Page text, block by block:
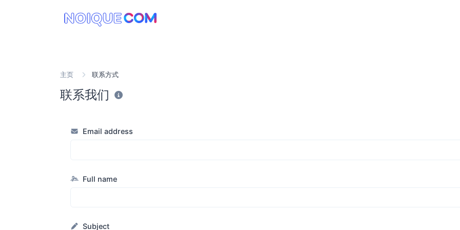
主页 联系方式
联系我们
Email address
Full name
Subject